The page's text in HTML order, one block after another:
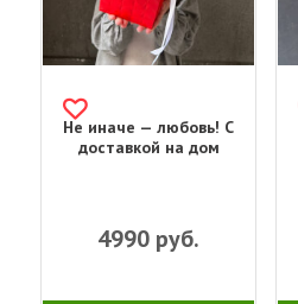
Не иначе — любовь! С
доставкой на дом
4990 руб.